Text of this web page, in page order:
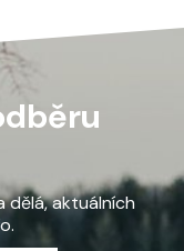
dělá, aktuálních